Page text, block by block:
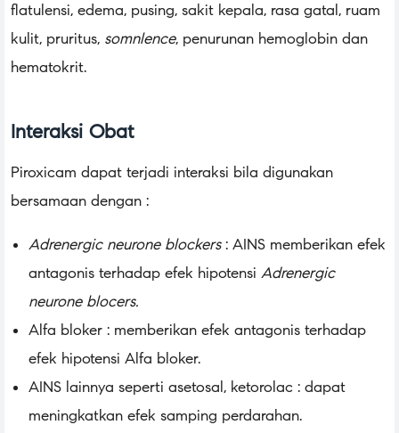
flatulensi, edema, pusing, sakit kepala, rasa gatal, ruam
kulit, pruritus, somnlence, penurunan hemoglobin dan
hematokrit.
Interaksi Obat
Piroxicam dapat terjadi interaksi bila digunakan
bersamaan dengan :
Adrenergic neurone blockers: AINS memberikan efek
antagonis terhadap efek hipotensi Adrenergic
neurone blocers.
Alfa bloker : memberikan efek antagonis terhadap
efek hipotensi Alfa bloker.
AINS lainnya seperti asetosal, ketorolac : dapat
meningkatkan efek samping perdarahan.